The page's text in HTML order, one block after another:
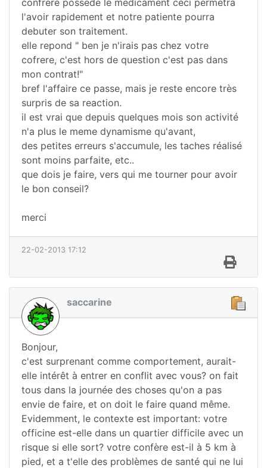
confrere possede le medicament ceci permetra
l'avoir rapidement et notre patiente pourra
debuter son traitement.
elle repond " ben je n'irais pas chez votre
cofrere, c'est hors de question c'est pas dans
mon contrat!"
bref l'affaire ce passe, mais je reste encore très
surpris de sa reaction.
il est vrai que depuis quelques mois son activité
n'a plus le meme dynamisme qu'avant,
des petites erreurs s'accumule, les taches réalisé
sont moins parfaite, etc..
que dois je faire, vers qui me tourner pour avoir
le bon conseil?
merci
22-02-2013 17:12
saccarine
Bonjour,
c'est surprenant comme comportement, aurait-
elle intérêt à entrer en conflit avec vous? on fait
tous dans la journée des choses qu'on a pas
envie de faire, et on doit le faire quand même.
Evidemment, le contexte est important: votre
officine est-elle dans un quartier difficile avec un
risque si elle sort? votre confère est-il à 5 km à
pied, et a t'elle des problèmes de santé qui ne lui